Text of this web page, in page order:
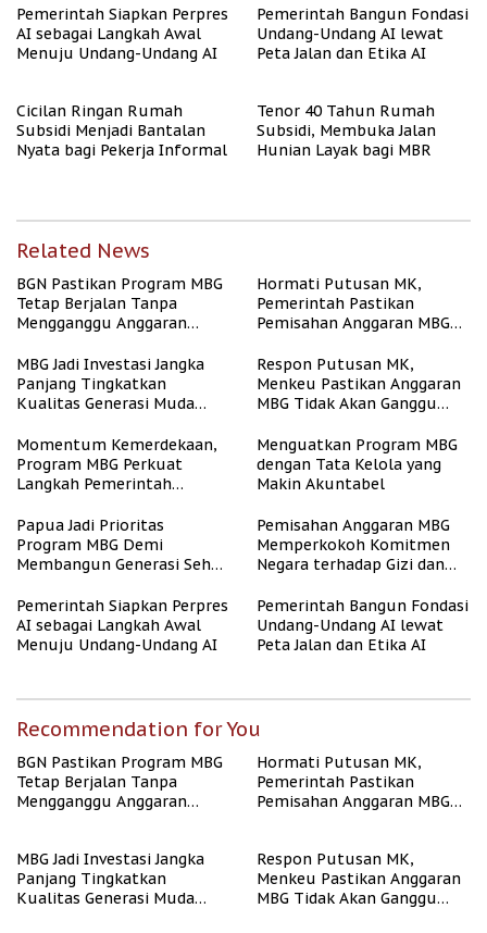
Pemerintah Siapkan Perpres
AI sebagai Langkah Awal
Menuju Undang-Undang AI
Pemerintah Bangun Fondasi
Undang-Undang AI lewat
Peta Jalan dan Etika AI
Cicilan Ringan Rumah
Subsidi Menjadi Bantalan
Nyata bagi Pekerja Informal
Tenor 40 Tahun Rumah
Subsidi, Membuka Jalan
Hunian Layak bagi MBR
Related News
BGN Pastikan Program MBG
Tetap Berjalan Tanpa
Mengganggu Anggaran
Hormati Putusan MK,
Pemerintah Pastikan
Pemisahan Anggaran MBG
MBG Jadi Investasi Jangka
Panjang Tingkatkan
Kualitas Generasi Muda
Respon Putusan MK,
Menkeu Pastikan Anggaran
MBG Tidak Akan Ganggu
Momentum Kemerdekaan,
Program MBG Perkuat
Langkah Pemerintah
Menguatkan Program MBG
dengan Tata Kelola yang
Makin Akuntabel
Papua Jadi Prioritas
Program MBG Demi
Membangun Generasi Sehat
Pemisahan Anggaran MBG
Memperkokoh Komitmen
Negara terhadap Gizi dan
Pemerintah Siapkan Perpres
AI sebagai Langkah Awal
Menuju Undang-Undang AI
Pemerintah Bangun Fondasi
Undang-Undang AI lewat
Peta Jalan dan Etika AI
Recommendation for You
BGN Pastikan Program MBG
Tetap Berjalan Tanpa
Mengganggu Anggaran
Hormati Putusan MK,
Pemerintah Pastikan
Pemisahan Anggaran MBG
MBG Jadi Investasi Jangka
Panjang Tingkatkan
Kualitas Generasi Muda
Respon Putusan MK,
Menkeu Pastikan Anggaran
MBG Tidak Akan Ganggu